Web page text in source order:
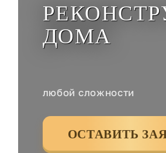
ДОМА
любой сложности
ОСТАВИТЬ